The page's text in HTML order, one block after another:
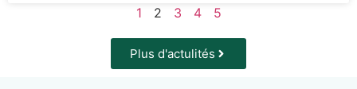
1 2 3 4 5
Plus d'actulités